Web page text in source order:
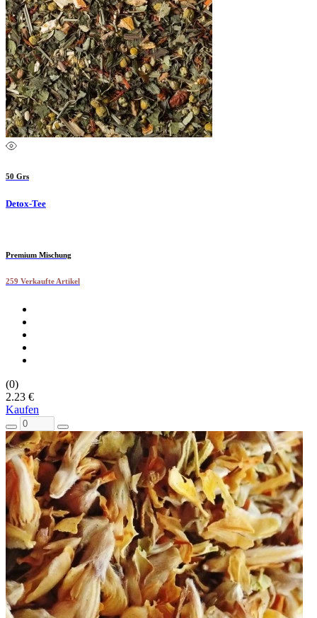
50 Grs
Detox-Tee
Premium Mischung
259 Verkaufte Artikel
(0)
2.23 €
Kaufen